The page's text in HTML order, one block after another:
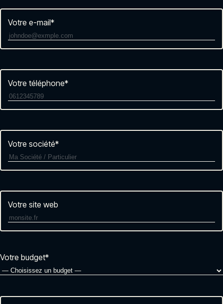
Votre e-mail*
Votre téléphone*
Votre société*
Votre site web
Votre budget*